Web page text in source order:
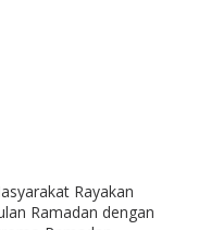
Rayakan
Ramadan dengan